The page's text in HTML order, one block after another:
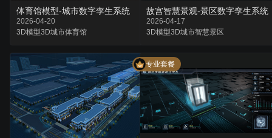
体育馆模型-城市数字孪生系统
2026-04-20
3D模型3D城市体育馆
故宫智慧景观-景区数字孪生系统
2026-04-17
3D模型3D城市智慧景区
专业套餐